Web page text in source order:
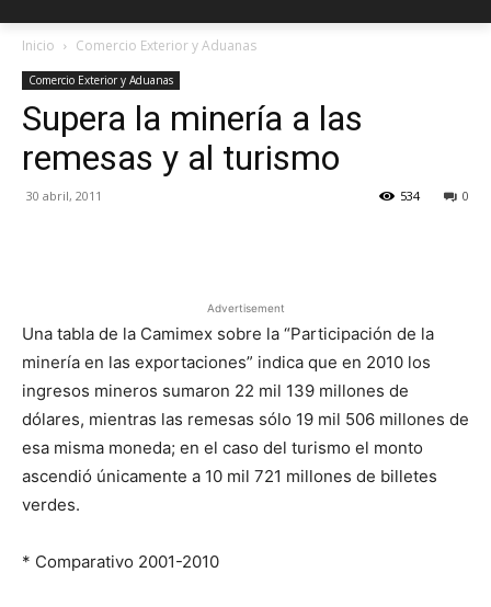
Inicio Comercio Exterior y Aduanas
Comercio Exterior y Aduanas
Supera la minería a las
remesas y al turismo
30 abril, 2011 0
534
Advertisement
Una tabla de la Camimex sobre la “Participación de la
minería en las exportaciones” indica que en 2010 los
ingresos mineros sumaron 22 mil 139 millones de
dólares, mientras las remesas sólo 19 mil 506 millones de
esa misma moneda; en el caso del turismo el monto
ascendió únicamente a 10 mil 721 millones de billetes
verdes.
* Comparativo 2001-2010